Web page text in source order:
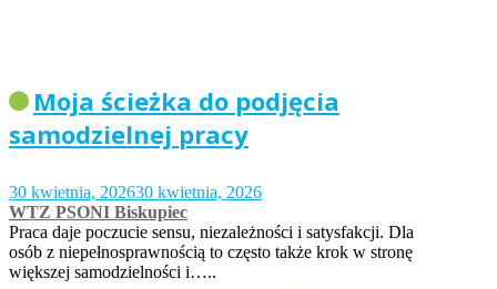
Moja ścieżka do podjęcia
samodzielnej pracy
30 kwietnia, 202630 kwietnia, 2026
WTZ PSONI Biskupiec
Praca daje poczucie sensu, niezależności i satysfakcji. Dla
osób z niepełnosprawnością to często także krok w stronę
większej samodzielności i…..